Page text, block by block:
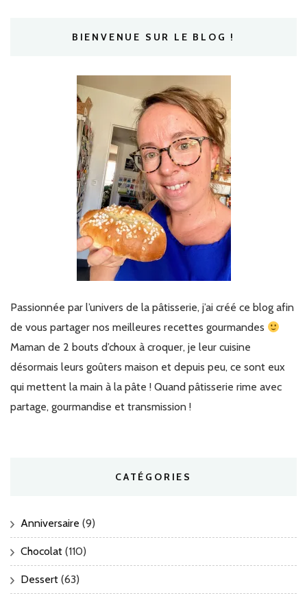
BIENVENUE SUR LE BLOG !
Passionnée par l’univers de la pâtisserie, j’ai créé ce blog afin
de vous partager nos meilleures recettes gourmandes
Maman de 2 bouts d’choux à croquer, je leur cuisine
désormais leurs goûters maison et depuis peu, ce sont eux
qui mettent la main à la pâte ! Quand pâtisserie rime avec
partage, gourmandise et transmission !
CATÉGORIES
Anniversaire (9)
Chocolat (110)
Dessert (63)